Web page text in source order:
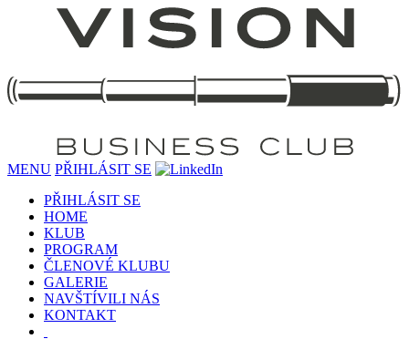
MENU PŘIHLÁSIT SE
PŘIHLÁSIT SE
HOME
KLUB
PROGRAM
ČLENOVÉ KLUBU
GALERIE
NAVŠTÍVILI NÁS
KONTAKT